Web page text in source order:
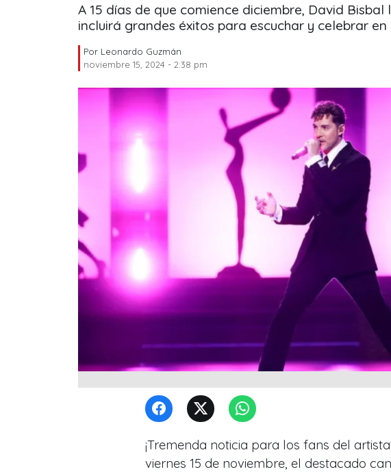
A 15 días de que comience diciembre, David
incluirá grandes éxitos para escuchar y celebrar en
Por Leonardo Guzmán
noviembre 15, 2024 - 2:38 pm
¡Tremenda noticia para los fans del
viernes 15 de noviembre, el destacado